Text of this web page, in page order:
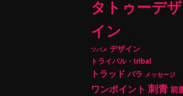
タトゥーデザ
イン
ツバメ デザイン
トライバル・tribal
トラッド バラ メッセージ
ワンポイント 刺青前